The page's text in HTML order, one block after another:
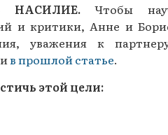
Газеты за
Газеты за
НАСИЛИЕ.Чтобы
и критики, Анне и
уважения к
в прошлой статье.
этой цели: